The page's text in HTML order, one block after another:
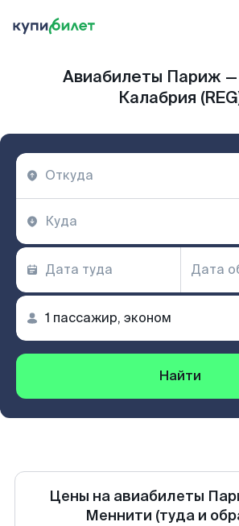
Авиабилеты Париж
Калабрия
Найти
Цены на авиабилеты
Меннити (туда и